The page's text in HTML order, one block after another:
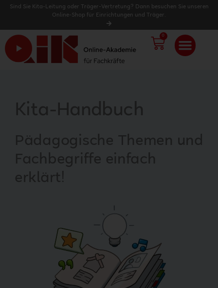
Sind Sie Kita-Leitung oder Träger-Vertretung? Dann besuchen Sie unseren
Online-Shop für Einrichtungen und Träger.
0
Kita-Handbuch
Pädagogische Themen und
Fachbegriffe einfach
erklärt!